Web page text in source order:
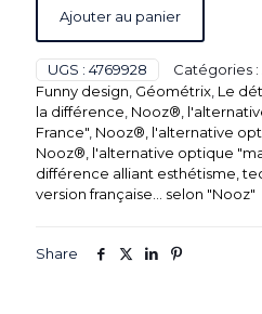
Ajouter au panier
UGS : 4769928 Catégories :
Funny design Géométrix Le
la différence Nooz®,
France" Nooz®, l'alternative
Nooz®, l'alternative optique
différence alliant esthétisme,
version française... selon "Nooz"
Share